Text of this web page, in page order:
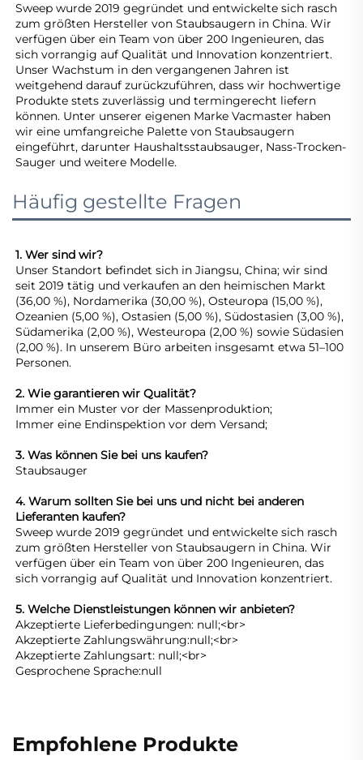
Sweep wurde 2019 gegründet und entwickelte sich rasch
zum größten Hersteller von Staubsaugern in China. Wir
verfügen über ein Team von über 200 Ingenieuren, das
sich vorrangig auf Qualität und Innovation konzentriert.
Unser Wachstum in den vergangenen Jahren ist
weitgehend darauf zurückzuführen, dass wir hochwertige
Produkte stets zuverlässig und termingerecht liefern
können. Unter unserer eigenen Marke Vacmaster haben
wir eine umfangreiche Palette von Staubsaugern
eingeführt, darunter Haushaltsstaubsauger, Nass-Trocken-
Sauger und weitere Modelle.
Häufig gestellte Fragen
1. Wer sind wir?
Unser Standort befindet sich in Jiangsu, China; wir sind
seit 2019 tätig und verkaufen an den heimischen Markt
(36,00 %), Nordamerika (30,00 %), Osteuropa (15,00 %),
Ozeanien (5,00 %), Ostasien (5,00 %), Südostasien (3,00 %),
Südamerika (2,00 %), Westeuropa (2,00 %) sowie Südasien
(2,00 %). In unserem Büro arbeiten insgesamt etwa 51–100
Personen.
2. Wie garantieren wir Qualität?
Immer ein Muster vor der Massenproduktion;
Immer eine Endinspektion vor dem Versand;
3. Was können Sie bei uns kaufen?
Staubsauger
4. Warum sollten Sie bei uns und nicht bei anderen
Lieferanten kaufen?
Sweep wurde 2019 gegründet und entwickelte sich rasch
zum größten Hersteller von Staubsaugern in China. Wir
verfügen über ein Team von über 200 Ingenieuren, das
sich vorrangig auf Qualität und Innovation konzentriert.
5. Welche Dienstleistungen können wir anbieten?
Akzeptierte Lieferbedingungen: null;<br>
Akzeptierte Zahlungswährung:null;<br>
Akzeptierte Zahlungsart: null;<br>
Gesprochene Sprache:null
Empfohlene Produkte